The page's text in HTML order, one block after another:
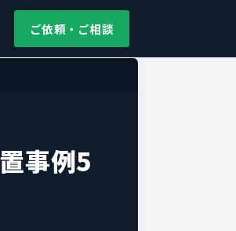
ご依頼・ご相談
事例5